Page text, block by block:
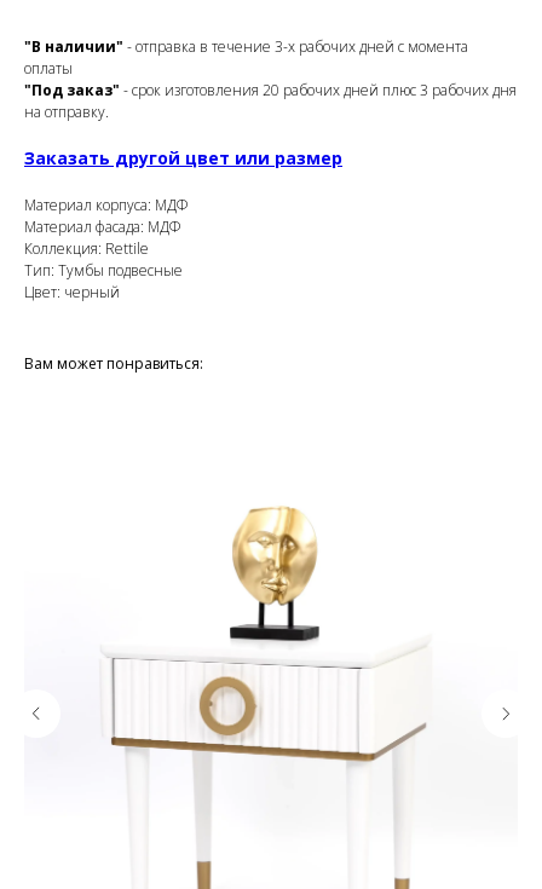
"В наличии" - отправка в течение 3-х рабочих дней с момента
оплаты
"Под заказ" - срок изготовления 20 рабочих дней плюс 3 рабочих дня
на отправку.
Заказать другой цвет или размер
Материал корпуса: МДФ
Материал фасада: МДФ
Коллекция: Rettile
Тип: Тумбы подвесные
Цвет: черный
Вам может понравиться: